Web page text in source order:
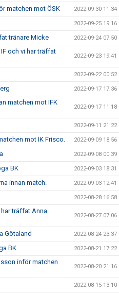
matchen mot ÖSK 2022-09-30 11:34
2022-09-25 19:16
tränare Micke 2022-09-24 07:50
och vi har träffat
2022-09-23 19:41
2022-09-22 00:52
2022-09-17 17:36
matchen mot IFK
2022-09-17 11:18
2022-09-11 21:22
mot IK Frisco. 2022-09-09 18:56
2022-09-08 00:39
BK 2022-09-03 18:31
innan match. 2022-09-03 12:41
2022-08-28 16:58
träffat Anna
2022-08-27 07:06
Götaland 2022-08-24 23:37
BK 2022-08-21 17:22
inför matchen
2022-08-20 21:16
2022-08-15 13:10